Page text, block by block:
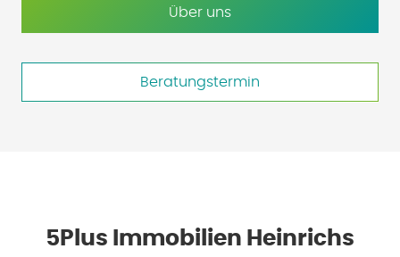
Über uns
Beratungstermin
5Plus Immobilien Heinrichs